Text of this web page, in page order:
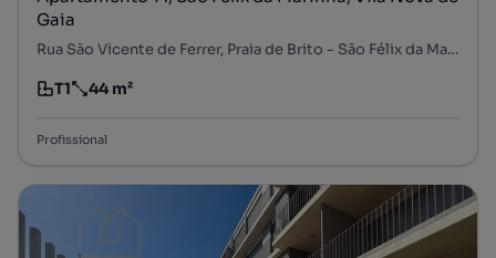
Gaia
Rua São Vicente de Ferrer, Praia de Brito - São Félix da Marinha, São Félix da Marinha, Vila Nova de Gaia, Porto
Tipologia
T1
Preço por metro quadrado
44 m²
Profissional